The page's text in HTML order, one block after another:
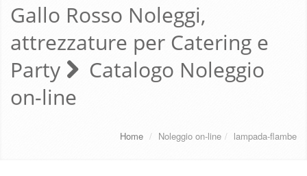
HOME
NOLEGGIO ON-LINE
CHI SIAMO
Gallo Rosso Noleggi,
attrezzature per Catering e
Party
Catalogo Noleggio
on-line
Home / Noleggio on-line / lampada-flambe